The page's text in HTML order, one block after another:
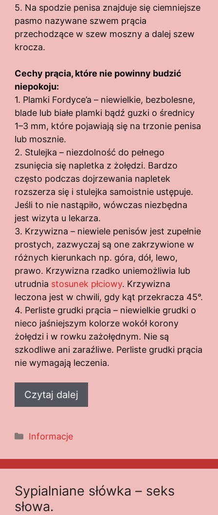
5. Na spodzie penisa znajduje się ciemniejsze
pasmo nazywane szwem prącia
przechodzące w szew moszny a dalej szew
krocza.
Cechy prącia, które nie powinny budzić
niepokoju:
1. Plamki Fordyce’a – niewielkie, bezbolesne,
blade lub białe plamki bądź guzki o średnicy
1–3 mm, które pojawiają się na trzonie penisa
lub mosznie.
2. Stulejka – niezdolność do pełnego
zsunięcia się napletka z żołędzi. Bardzo
często podczas dojrzewania napletek
rozszerza się i stulejka samoistnie ustępuje.
Jeśli to nie nastąpiło, wówczas niezbędna
jest wizyta u lekarza.
3. Krzywizna – niewiele penisów jest zupełnie
prostych, zazwyczaj są one zakrzywione w
różnych kierunkach np. góra, dół, lewo,
prawo. Krzywizna rzadko uniemożliwia lub
utrudnia stosunek płciowy. Krzywizna
leczona jest w chwili, gdy kąt przekracza 45°.
4. Perliste grudki prącia – niewielkie grudki o
nieco jaśniejszym kolorze wokół korony
żołędzi i w rowku zażołędnym. Nie są
szkodliwe ani zaraźliwe. Perliste grudki prącia
nie wymagają leczenia.
Czytaj dalej
Kategorie
Informacje
Sypialniane słówka – seks
słowa.